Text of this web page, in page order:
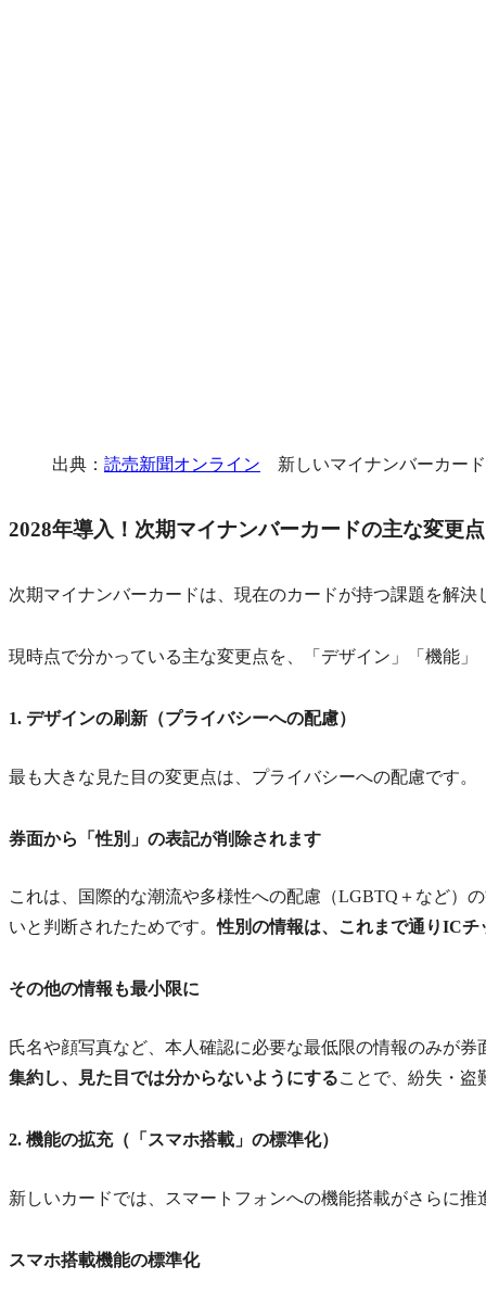
出典： 読売新聞オンライン 新しいマイナンバーカード
2028年導入！次期マイナンバーカードの主な変更点
次期マイナンバーカードは、現在のカードが持つ課題を解決
現時点で分かっている主な変更点を、「デザイン」「機能」
1. デザインの刷新（プライバシーへの配慮）
最も大きな見た目の変更点は、プライバシーへの配慮です。
券面から「性別」の表記が削除されます
これは、国際的な潮流や多様性への配慮（LGBTQ＋など）
いと判断されたためです。性別の情報は、これまで通りICチ
その他の情報も最小限に
氏名や顔写真など、本人確認に必要な最低限の情報のみが券
集約し、見た目では分からないようにすることで、紛失・盗
2. 機能の拡充（「スマホ搭載」の標準化）
新しいカードでは、スマートフォンへの機能搭載がさらに推
スマホ搭載機能の標準化